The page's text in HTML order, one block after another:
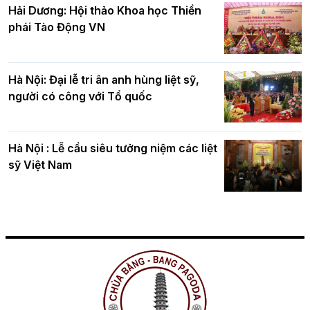
Hải Dương: Hội thảo Khoa học Thiền
phái Tào Động VN
Hà Nội: Đại lễ tri ân anh hùng liệt sỹ,
người có công với Tổ quốc
Hà Nội : Lễ cầu siêu tưởng niệm các liệt
sỹ Việt Nam